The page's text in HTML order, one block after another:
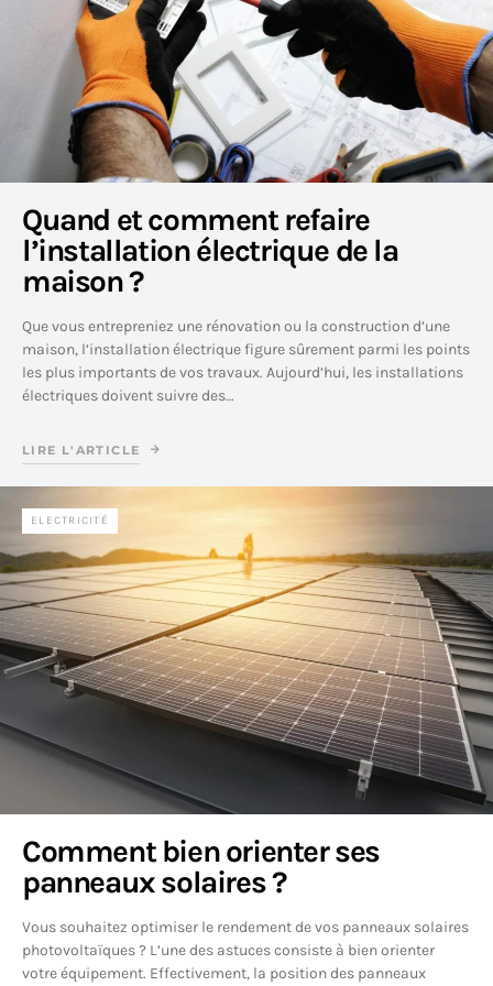
Quand et comment refaire
l’installation électrique de la
maison ?
Que vous entrepreniez une rénovation ou la construction d’une
maison, l’installation électrique figure sûrement parmi les points
les plus importants de vos travaux. Aujourd’hui, les installations
électriques doivent suivre des…
LIRE L'ARTICLE
ELECTRICITÉ
Comment bien orienter ses
panneaux solaires ?
Vous souhaitez optimiser le rendement de vos panneaux solaires
photovoltaïques ? L’une des astuces consiste à bien orienter
votre équipement. Effectivement, la position des panneaux